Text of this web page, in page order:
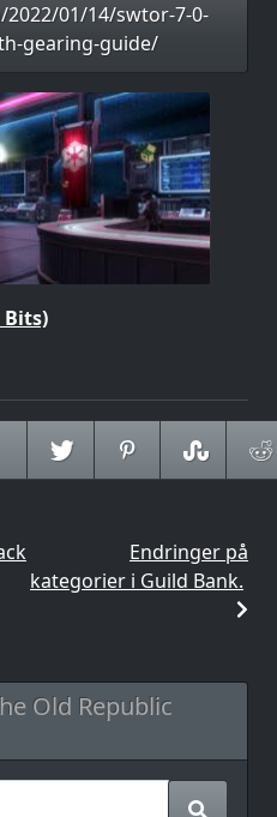
01/14/swtor-7-0-
gearing-guide/
Bits)
Endringer på
kategorier i Guild Bank.
Old Republic